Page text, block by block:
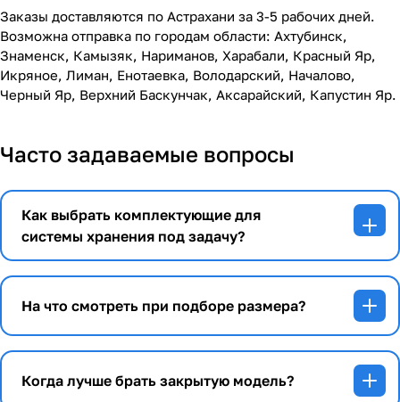
Заказы доставляются по Астрахани за 3-5 рабочих дней.
Возможна отправка по городам области: Ахтубинск,
Знаменск, Камызяк, Нариманов, Харабали, Красный Яр,
Икряное, Лиман, Енотаевка, Володарский, Началово,
Черный Яр, Верхний Баскунчак, Аксарайский, Капустин Яр.
Часто задаваемые вопросы
Как выбрать комплектующие для
системы хранения под задачу?
На что смотреть при подборе размера?
Когда лучше брать закрытую модель?